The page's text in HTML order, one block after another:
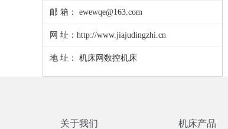
邮 箱： ewewqe@163.com
网 址：http://www.jiajudingzhi.cn
地 址： 机床网数控机床
关于我们 机床产品